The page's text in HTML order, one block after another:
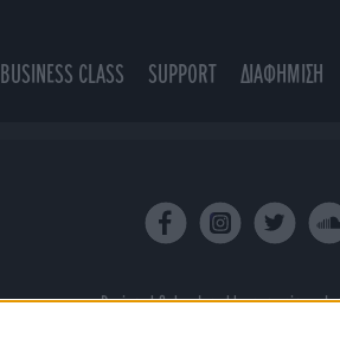
BUSINESS CLASS SUPPORT ΔΙΑΦΗΜΙΣΗ
Designed & developed byporcupine